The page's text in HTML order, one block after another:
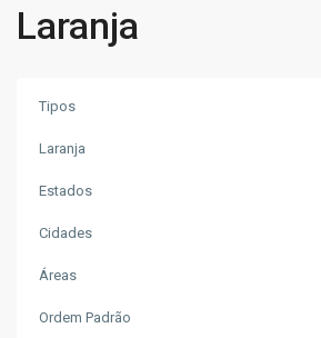
Laranja
Tipos
Laranja
Estados
Cidades
Áreas
Ordem Padrão